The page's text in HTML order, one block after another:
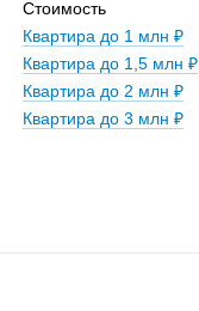
Стоимость
Квартира до 1 млн ₽
Квартира до 1,5 млн ₽
Квартира до 2 млн ₽
Квартира до 3 млн ₽